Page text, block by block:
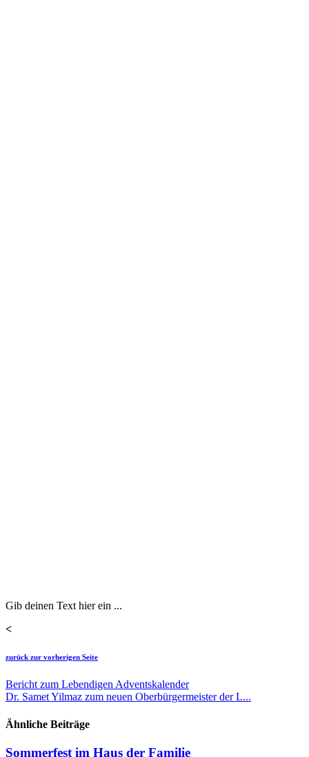
Gib deinen Text hier ein ...
<
zurück zur vorherigen Seite
Bericht zum Lebendigen Adventskalender
Dr. Samet Yilmaz zum neuen Oberbürgermeister der L...
Ähnliche Beiträge
Sommerfest im Haus der Familie